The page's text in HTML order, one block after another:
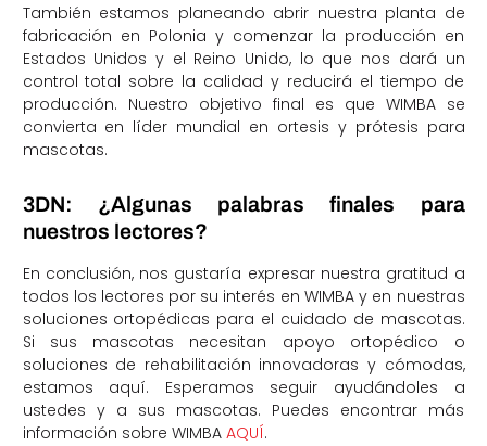
También estamos planeando abrir nuestra planta de
fabricación en Polonia y comenzar la producción en
Estados Unidos y el Reino Unido, lo que nos dará un
control total sobre la calidad y reducirá el tiempo de
producción. Nuestro objetivo final es que WIMBA se
convierta en líder mundial en ortesis y prótesis para
mascotas.
3DN: ¿Algunas palabras finales para
nuestros lectores?
En conclusión, nos gustaría expresar nuestra gratitud a
todos los lectores por su interés en WIMBA y en nuestras
soluciones ortopédicas para el cuidado de mascotas.
Si sus mascotas necesitan apoyo ortopédico o
soluciones de rehabilitación innovadoras y cómodas,
estamos aquí. Esperamos seguir ayudándoles a
ustedes y a sus mascotas. Puedes encontrar más
información sobre WIMBA AQUÍ.